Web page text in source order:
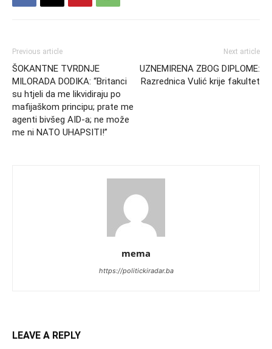
Previous article
ŠOKANTNE TVRDNJE
MILORADA DODIKA: “Britanci
su htjeli da me likvidiraju po
mafijaškom principu; prate me
agenti bivšeg AID-a; ne može
me ni NATO UHAPSITI!”
Next article
UZNEMIRENA ZBOG DIPLOME:
Razrednica Vulić krije fakultet
mema
https://politickiradar.ba
LEAVE A REPLY